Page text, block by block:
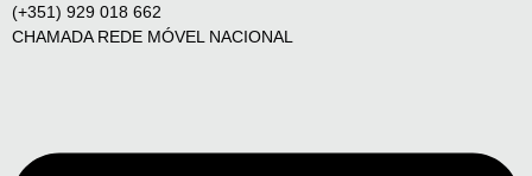
(+351) 929 018 662
CHAMADA REDE MÓVEL NACIONAL